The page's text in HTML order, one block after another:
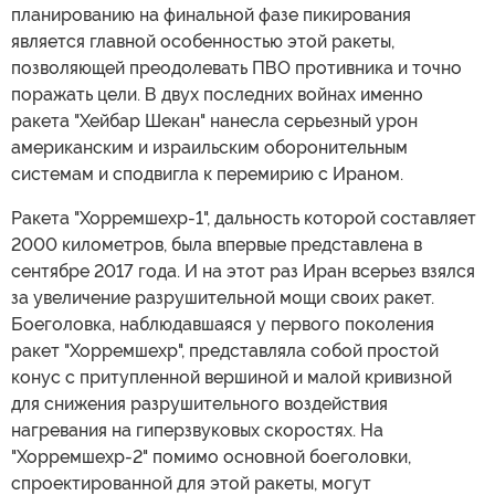
планированию на финальной фазе пикирования
является главной особенностью этой ракеты,
позволяющей преодолевать ПВО противника и точно
поражать цели. В двух последних войнах именно
ракета "Хейбар Шекан" нанесла серьезный урон
американским и израильским оборонительным
системам и сподвигла к перемирию с Ираном.
Ракета "Хорремшехр-1", дальность которой составляет
2000 километров, была впервые представлена в
сентябре 2017 года. И на этот раз Иран всерьез взялся
за увеличение разрушительной мощи своих ракет.
Боеголовка, наблюдавшаяся у первого поколения
ракет "Хорремшехр", представляла собой простой
конус с притупленной вершиной и малой кривизной
для снижения разрушительного воздействия
нагревания на гиперзвуковых скоростях. На
"Хорремшехр-2" помимо основной боеголовки,
спроектированной для этой ракеты, могут